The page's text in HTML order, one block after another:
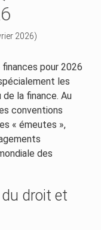
2026)
pour 2026
les
la finance. Au
conventions
« émeutes »,
des
droit et